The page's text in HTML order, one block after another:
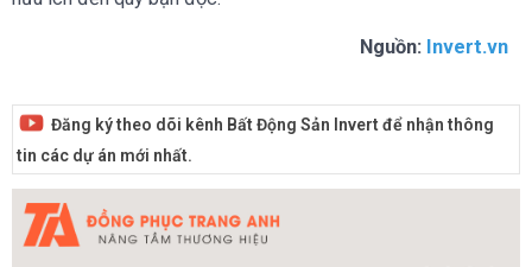
Nguồn: Invert.vn
Đăng ký theo dõi kênh Bất Động Sản Invert để nhận thông
tin các dự án mới nhất.